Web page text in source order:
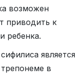
возможен
приводить к
ребенка.
является
в